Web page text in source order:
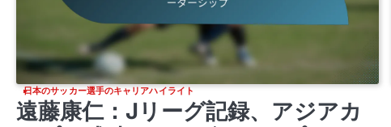
日本のサッカー選手のキャリアハイライト
遠藤康仁：Jリーグ記録、アジアカ